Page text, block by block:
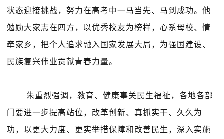
状态迎接挑战，努力在高考中一马当先、马到成功。他
勉励大家志在四方，以优秀校友为榜样，心系母校、情
牵家乡，把个人追求融入国家发展大局，为强国建设、
民族复兴伟业贡献青春力量。
朱重烈强调，教育、健康事关民生福祉，各地各部
门要进一步提高站位，改革创新、真抓实干、久久为
功，以更大力度、更实举措保障和改善民生，深入实施